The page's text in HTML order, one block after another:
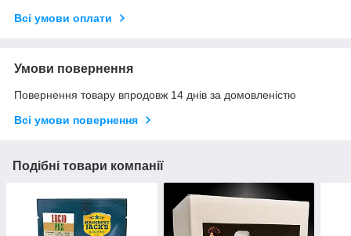
Всі умови оплати
Умови повернення
Повернення товару впродовж 14 днів за домовленістю
Всі умови повернення
Подібні товари компанії